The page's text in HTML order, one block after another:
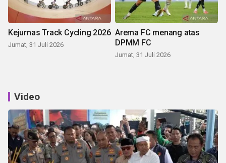
Kejurnas Track Cycling 2026
Jumat, 31 Juli 2026
Arema FC menang atas
DPMM FC
Jumat, 31 Juli 2026
Video